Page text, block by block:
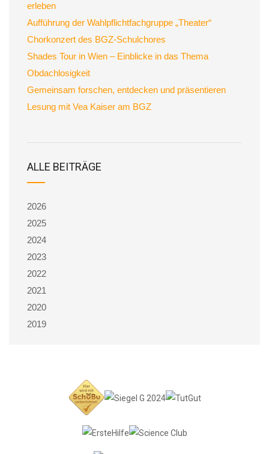
erleben
Aufführung der Wahlpflichtfachgruppe „Theater“
Chorkonzert des BGZ-Schulchores
Shades Tour in Wien – Einblicke in das Thema
Obdachlosigkeit
Gemeinsam forschen, entdecken und präsentieren
Lesung mit Vea Kaiser am BGZ
ALLE BEITRÄGE
2026
2025
2024
2023
2022
2021
2020
2019